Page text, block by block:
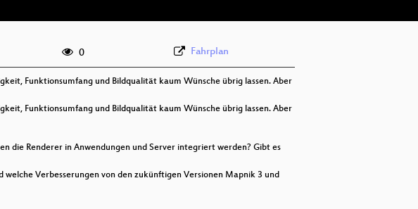
0 Fahrplan
Funktionsumfang und Bildqualität kaum Wünsche übrig lassen. Aber
Funktionsumfang und Bildqualität kaum Wünsche übrig lassen. Aber
die Renderer in Anwendungen und Server integriert werden? Gibt es
Verbesserungen von den zukünftigen Versionen Mapnik 3 und